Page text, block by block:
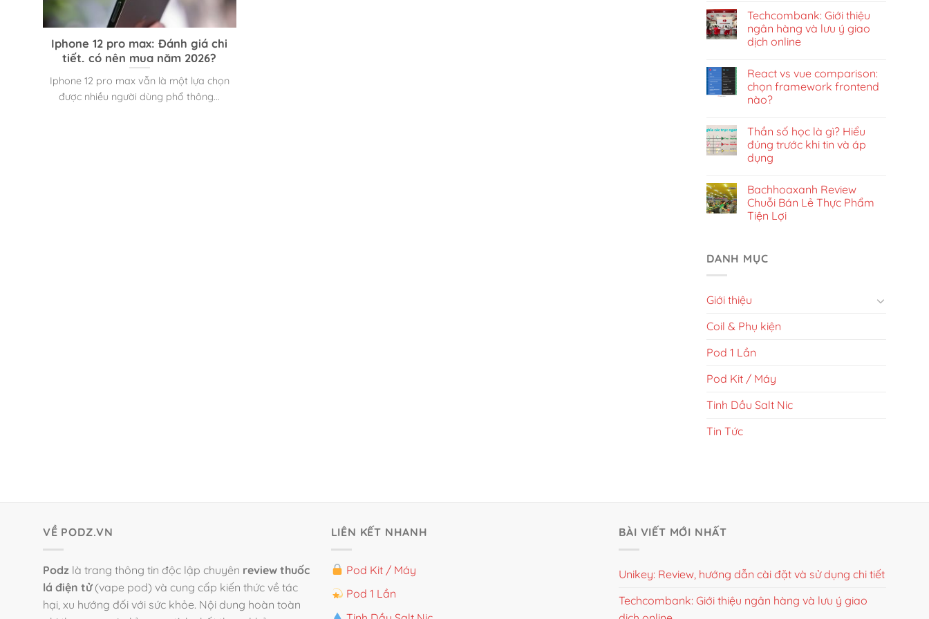
Iphone 12 pro max: Đánh giá chi
tiết, có nên mua năm 2026?
Iphone 12 pro max vẫn là một lựa chọn
được nhiều người dùng phổ thông...
Techcombank: Giới thiệu
ngân hàng và lưu ý giao
dịch online
React vs vue comparison:
chọn framework frontend
nào?
Thần số học là gì? Hiểu
đúng trước khi tin và áp
dụng
Bachhoaxanh Review
Chuỗi Bán Lẻ Thực Phẩm
Tiện Lợi
DANH MỤC
Giới thiệu
Coil & Phụ kiện
Pod 1 Lần
Pod Kit / Máy
Tinh Dầu Salt Nic
Tin Tức
VỀ PODZ.VN
Podz là trang thông tin độc lập chuyên review thuốc
lá điện tử(vape pod) và cung cấp kiến thức về tác
hại, xu hướng đối với sức khỏe. Nội dung hoàn toàn
LIÊN KẾT NHANH
Pod Kit / Máy
Pod 1 Lần
BÀI VIẾT MỚI NHẤT
Unikey: Review, hướng dẫn cài đặt và sử dụng chi tiết
Techcombank: Giới thiệu ngân hàng và lưu ý giao